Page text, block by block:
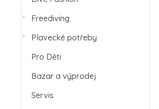
Freediving
Plavecké potřeby
Pro Děti
Bazar a výprodej
Servis